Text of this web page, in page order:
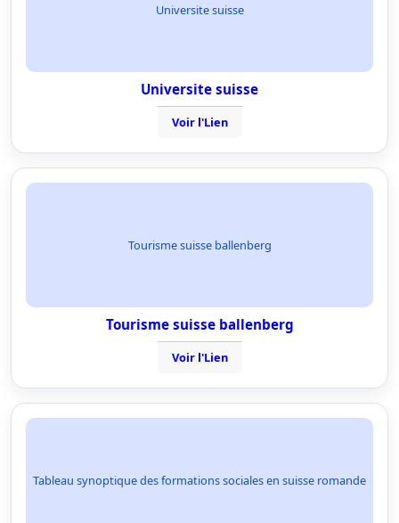
Universite suisse
Universite suisse
Voir l'Lien
Tourisme suisse ballenberg
Tourisme suisse ballenberg
Voir l'Lien
Tableau synoptique des formations sociales en suisse romande